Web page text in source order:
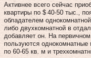
Активнее всего сейчас
квартиры по $ 40‑50 тыс.,
обладателем
либо двухкомнатной в
добавляет он. На
пользуются
по 60‑65 кв. м и